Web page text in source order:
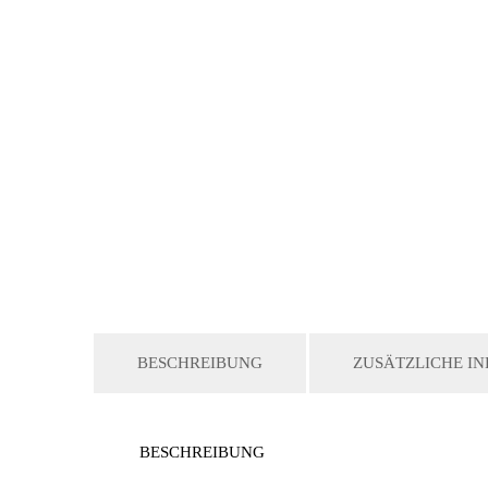
BESCHREIBUNG ZUSÄTZLICHE
BESCHREIBUNG